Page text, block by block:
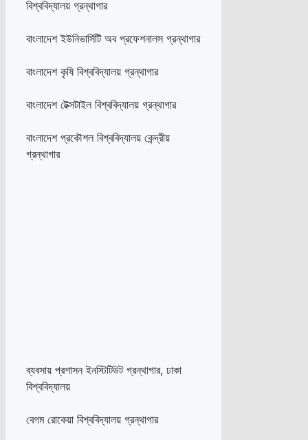
বিশ্ববিদ্যালয় গ্রন্থাগার
বাংলাদেশ ইউনিভার্সিটি অব প্রফেশনালস গ্রন্থাগার
বাংলাদেশ কৃষি বিশ্ববিদ্যালয় গ্রন্থাগার
বাংলাদেশ টেক্সটাইল বিশ্ববিদ্যালয় গ্রন্থাগার
বাংলাদেশ প্রকৌশল বিশ্ববিদ্যালয় কেন্দ্রীয়
গ্রন্থাগার
ব্যবসায় প্রশাসন ইনস্টিটিউট গ্রন্থাগার, ঢাকা
বিশ্ববিদ্যালয়
বেগম রোকেয়া বিশ্ববিদ্যালয় গ্রন্থাগার